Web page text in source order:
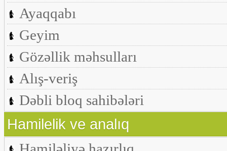
Ayaqqabı
Geyim
Gözəllik məhsulları
Alış-veriş
Dəbli bloq sahibələri
Hamilelik ve analıq